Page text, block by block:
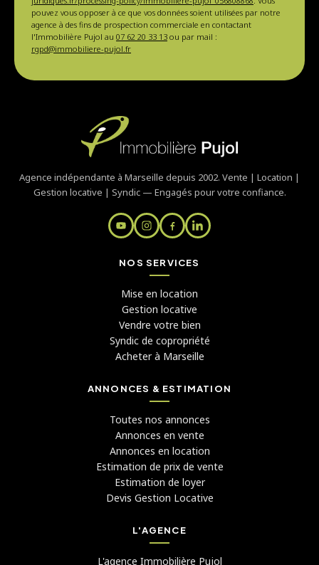
pouvez vous opposer à ce que vos données soient utilisées par notre
agence à des fins de prospection commerciale en contactant
l'Immobilière Pujol au 07 62 20 33 13 ou par mail :
rgpd@immobiliere-pujol.fr
Agence indépendante à Marseille depuis 2002. Vente | Location |
Gestion locative | Syndic — Engagés pour votre confiance.
NOS SERVICES
Mise en location
Gestion locative
Vendre votre bien
Syndic de copropriété
Acheter à Marseille
ANNONCES & ESTIMATION
Toutes nos annonces
Annonces en vente
Annonces en location
Estimation de prix de vente
Estimation de loyer
Devis Gestion Locative
L'AGENCE
L'agence Immobilière Pujol